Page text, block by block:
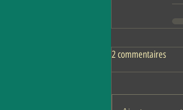
2 commentaires